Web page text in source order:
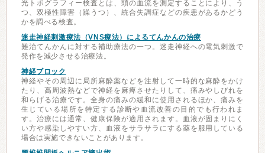
光トポグラフィー検査とは、頭の血流を測定することにより、う
つ、双極性障害（躁うつ）、統合失調症などの疾患があるかどう
かを調べる検査。
迷走神経刺激療法（VNS療法）によるてんかんの治療
難治てんかんに対する補助療法の一つ。迷走神経への電気刺激で
発作を減少させる治療法。
神経ブロック
神経やその周辺に局所麻酔薬などを注射して一時的な麻酔をかけ
たり、高周波熱などで神経を麻痺させたりして、痛みやしびれを
和らげる治療です。全身の痛みの緩和に使用されるほか、痛みを
生じている場所を特定する診断や血流改善の目的でも行われま
す。治療には通常、健康保険が適用されます。血液が固まりにく
い方や感染しやすい方、血液をサラサラにする薬を服用している
場合は実施できないことがあります。